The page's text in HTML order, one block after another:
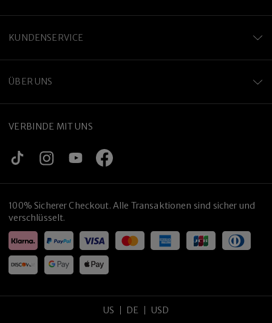
KUNDENSERVICE
ÜBER UNS
VERBINDE MIT UNS
100% Sicherer Checkout. Alle Transaktionen sind sicher und
verschlüsselt.
US DE USD